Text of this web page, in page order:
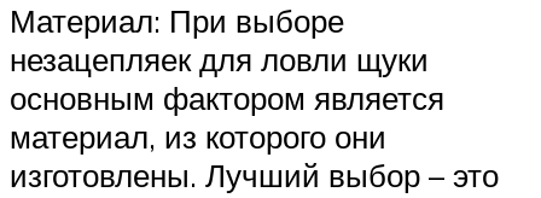
Материал: При выборе
незацепляек для ловли щуки
основным фактором является
материал, из которого они
изготовлены. Лучший выбор – это